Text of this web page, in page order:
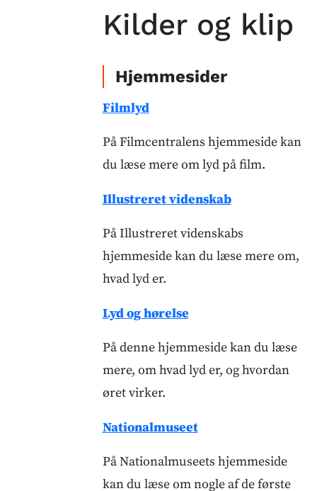
Kilder og klip
Hjemmesider
Filmlyd
På Filmcentralens hjemmeside kan
du læse mere om lyd på film.
Illustreret videnskab
På Illustreret videnskabs
hjemmeside kan du læse mere om,
hvad lyd er.
Lyd og hørelse
På denne hjemmeside kan du læse
mere, om hvad lyd er, og hvordan
øret virker.
Nationalmuseet
På Nationalmuseets hjemmeside
kan du læse om nogle af de første